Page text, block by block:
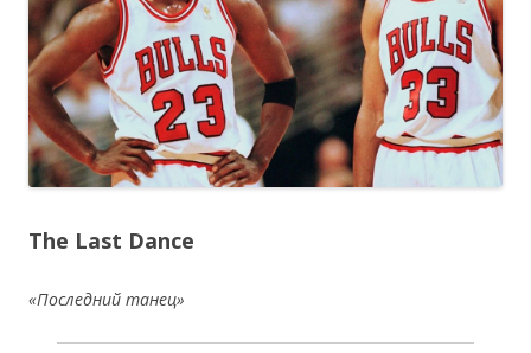
The Last Dance
«Последний танец»